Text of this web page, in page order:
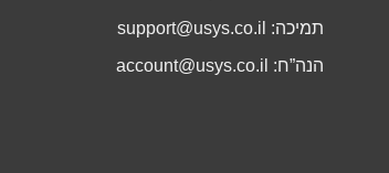
תמיכה: support@usys.co.il
הנה”ח: account@usys.co.il